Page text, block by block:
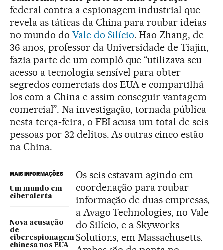
federal contra a espionagem industrial que
revela as táticas da China para roubar ideias
no mundo do Vale do Silício. Hao Zhang, de
36 anos, professor da Universidade de Tiajin,
fazia parte de um complô que “utilizava seu
acesso a tecnologia sensível para obter
segredos comerciais dos EUA e compartilhá-
los com a China e assim conseguir vantagem
comercial”. Na investigação, tornada pública
nesta terça-feira, o FBI acusa um total de seis
pessoas por 32 delitos. As outras cinco estão
na China.
MAIS INFORMAÇÕES
Um mundo em
ciberalerta
Nova acusação
de
ciberespionagem
chinesa nos EUA
Os seis estavam agindo em
coordenação para roubar
informação de duas empresas,
a Avago Technologies, no Vale
do Silício, e a Skyworks
Solutions, em Massachusetts.